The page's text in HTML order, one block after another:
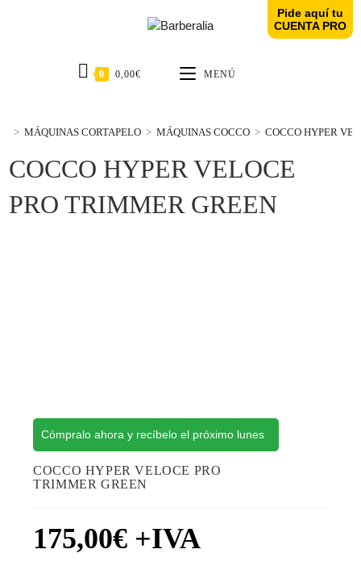
0 0,00€ MENÚ
COCCO HYPER VELOCE
PRO TRIMMER GREEN
> MÁQUINAS CORTAPELO > MÁQUINAS COCCO > COCCO HYPER
Cómpralo ahora y recíbelo el próximo lunes
COCCO HYPER VELOCE PRO
TRIMMER GREEN
175,00€ +IVA
Pide aquí tu
CUENTA PRO